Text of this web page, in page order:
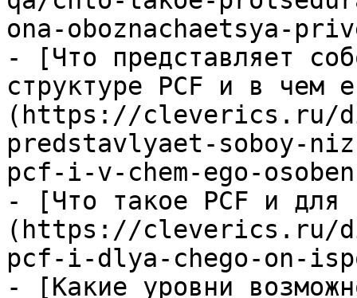
ona-oboznachaetsya-
- [Что представляет
структуре PCF и в чем
(https://cleverics.ru/
predstavlyaet-soboy-
pcf-i-v-chem-ego-
- [Что такое PCF и для
(https://cleverics.ru/
pcf-i-dlya-chego-on-
- [Какие уровни